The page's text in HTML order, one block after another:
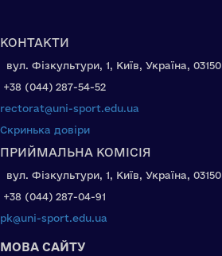
КОНТАКТИ
вул. Фізкультури, 1, Київ, Україна, 03150
+38 (044) 287-54-52
rectorat@uni-sport.edu.ua
Скринька довіри
ПРИЙМАЛЬНА КОМІСІЯ
вул. Фізкультури, 1, Київ, Україна, 03150
+38 (044) 287-04-91
pk@uni-sport.edu.ua
МОВА САЙТУ